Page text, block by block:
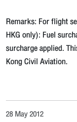
Remarks: For flight
HKG only): Fuel
surcharge applied.
Kong Civil Aviation.
28 May 2012